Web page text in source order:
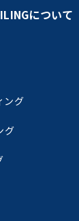
について
ング
グ